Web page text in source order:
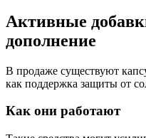
Активные
дополнение
В продаже существуют
как поддержка защиты от
Как они работают